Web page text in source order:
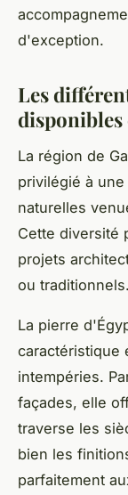
d'exception.
Les
disponibles
La région de
privilégié à une
naturelles
Cette diversité
projets
ou traditionnels.
La pierre
caractéristique
intempéries.
façades, elle
traverse les
bien les
parfaitement